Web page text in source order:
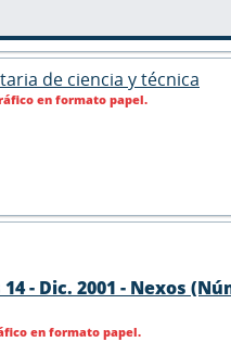
de ciencia y técnica
en formato papel.
- Dic. 2001 - Nexos
en formato papel.